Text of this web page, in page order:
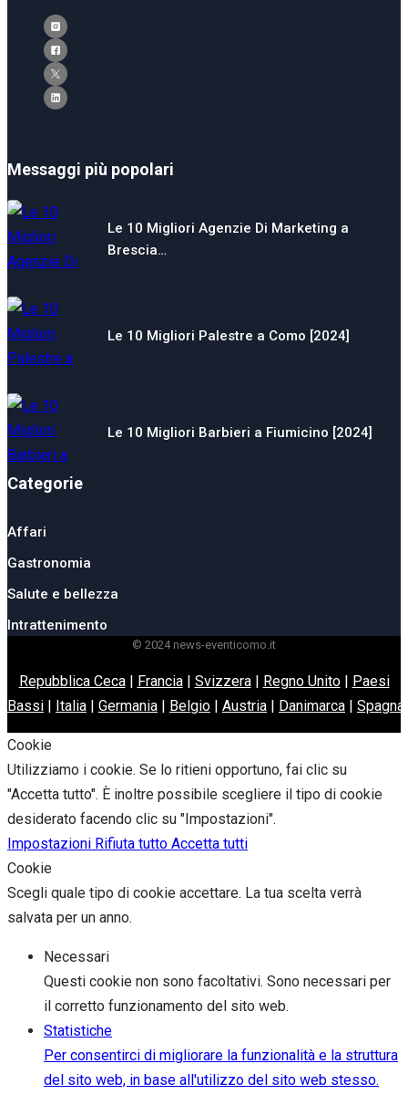
Messaggi più popolari
Le 10 Migliori Agenzie Di Marketing a
Brescia…
Le 10 Migliori Palestre a Como [2024]
Le 10 Migliori Barbieri a Fiumicino [2024]
Categorie
Affari
Gastronomia
Salute e bellezza
Intrattenimento
© 2024 news-eventicomo.it
Repubblica Ceca| Francia| Svizzera| Regno Unito|
Paesi
Bassi
Italia Germania Belgio Austria Danimarca Spagna
Cookie
Utilizziamo i cookie. Se lo ritieni opportuno, fai clic su
"Accetta tutto". È inoltre possibile scegliere il tipo di cookie
desiderato facendo clic su "Impostazioni".
Impostazioni Rifiuta tutto Accetta tutti
Cookie
Scegli quale tipo di cookie accettare. La tua scelta verrà
salvata per un anno.
Necessari
Questi cookie non sono facoltativi. Sono necessari per
il corretto funzionamento del sito web.
Statistiche
Per consentirci di migliorare la funzionalità e la struttura
del sito web, in base all'utilizzo del sito web stesso.